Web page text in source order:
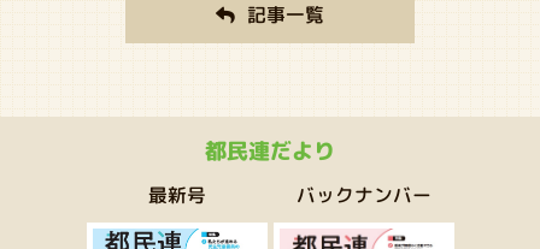
記事一覧
都民連だより
最新号 バックナンバー